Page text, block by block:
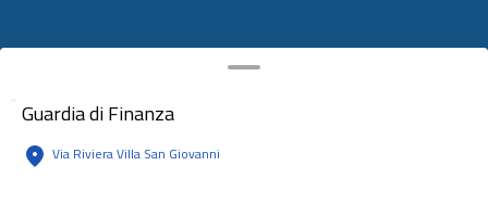
Guardia di Finanza
Via Riviera Villa San Giovanni